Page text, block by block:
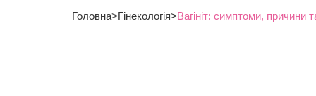
Головна>Гінекологія>Вагініт: симптоми, причини